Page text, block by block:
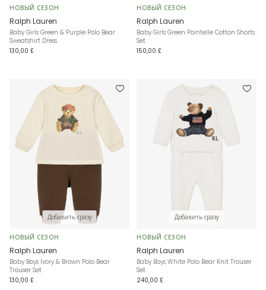
НОВЫЙ СЕЗОН
Ralph Lauren
Baby Girls Green & Purple Polo Bear
Sweatshirt Dress
130,00 £
НОВЫЙ СЕЗОН
Ralph Lauren
Baby Girls Green Pointelle Cotton Shorts
Set
150,00 £
Добавить сразу
НОВЫЙ СЕЗОН
Ralph Lauren
Baby Boys Ivory & Brown Polo Bear
Trouser Set
130,00 £
Добавить сразу
НОВЫЙ СЕЗОН
Ralph Lauren
Baby Boys White Polo Bear Knit Trouser
Set
240,00 £